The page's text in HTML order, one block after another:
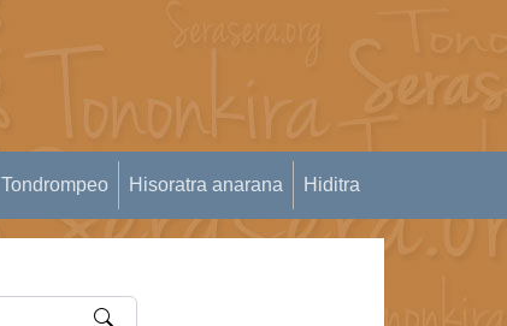
Tondrompeo Hisoratra anarana Hiditra